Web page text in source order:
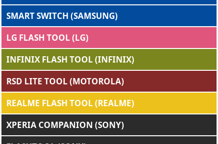
SMART SWITCH (SAMSUNG)
LG FLASH TOOL (LG)
INFINIX FLASH TOOL (INFINIX)
RSD LITE TOOL (MOTOROLA)
REALME FLASH TOOL (REALME)
XPERIA COMPANION (SONY)